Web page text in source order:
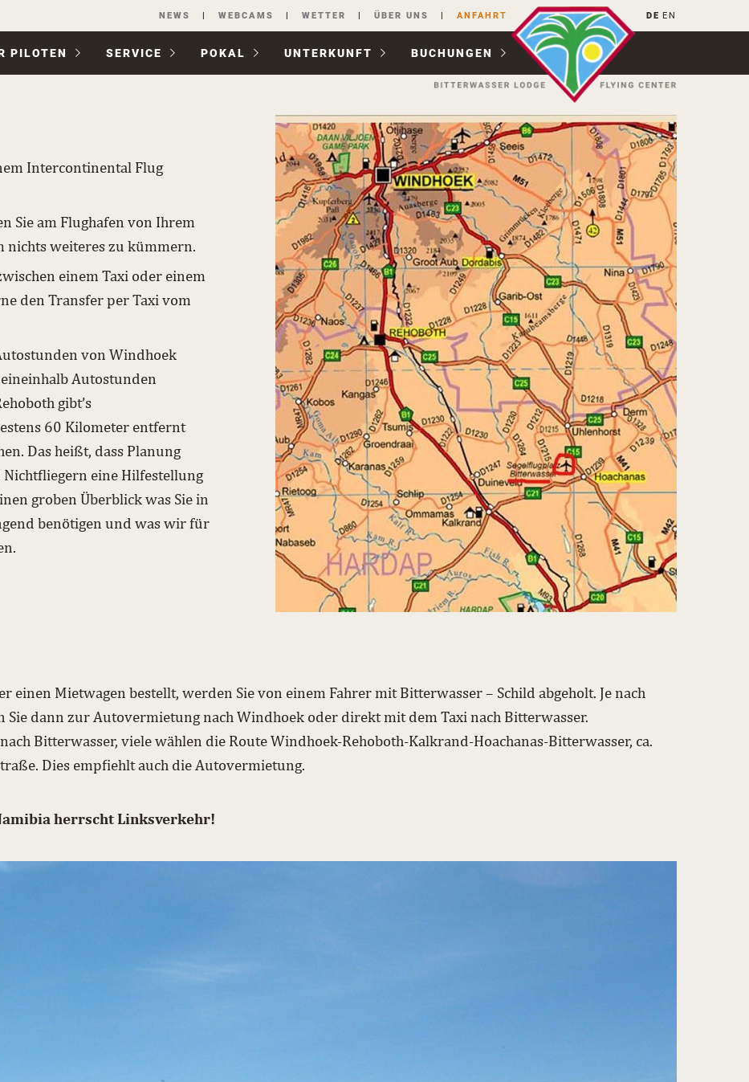
Navigation
überspringen
NEWS WEBCAMS WETTER ÜBER UNS ANFAHRT DE EN
PILOTEN SERVICE POKAL UNTER­KUNFT BUCHUNGEN
Intercontinental Flug
Sie am Flughafen von Ihrem
nichts weiteres zu kümmern.
einem Taxi oder einem
den Transfer per Taxi vom
von Windhoek
Autostunden
gibt’s
60 Kilometer entfernt
Das heißt, dass Planung
Nichtfliegern eine Hilfestellung
groben Überblick was Sie in
benötigen und was wir für
einen Mietwagen bestellt, werden Sie von einem Fahrer mit Bitterwasser – Schild abgeholt. Je nach
dann zur Autovermietung nach Windhoek oder direkt mit dem Taxi nach Bitterwasser.
Bitterwasser, viele wählen die Route Windhoek-Rehoboth-Kalkrand-Hoachanas-Bitterwasser, ca.
Dies empfiehlt auch die Autovermietung.
herrscht Linksverkehr!